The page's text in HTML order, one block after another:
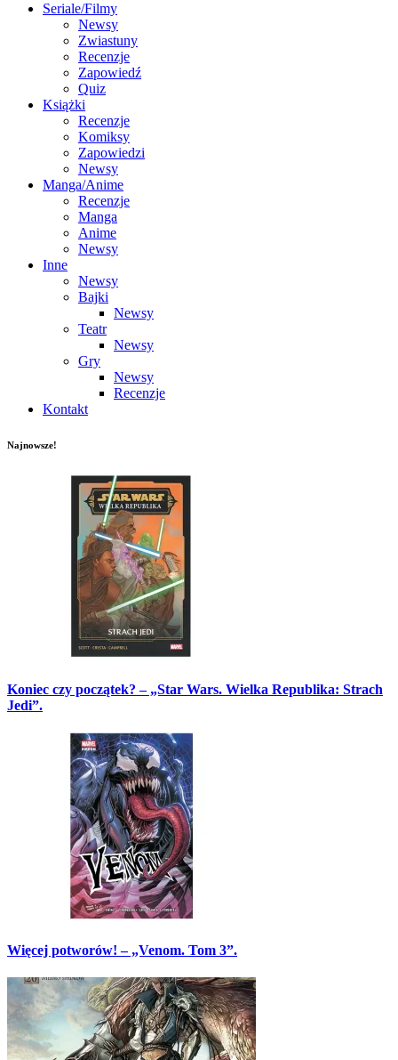
Seriale/Filmy
Newsy
Zwiastuny
Recenzje
Zapowiedź
Quiz
Książki
Recenzje
Komiksy
Zapowiedzi
Newsy
Manga/Anime
Recenzje
Manga
Anime
Newsy
Inne
Newsy
Bajki
Newsy
Teatr
Newsy
Gry
Newsy
Recenzje
Kontakt
Najnowsze!
Koniec czy początek? – „Star Wars. Wielka Republika: Strach
Jedi”.
Więcej potworów! – „Venom. Tom 3”.